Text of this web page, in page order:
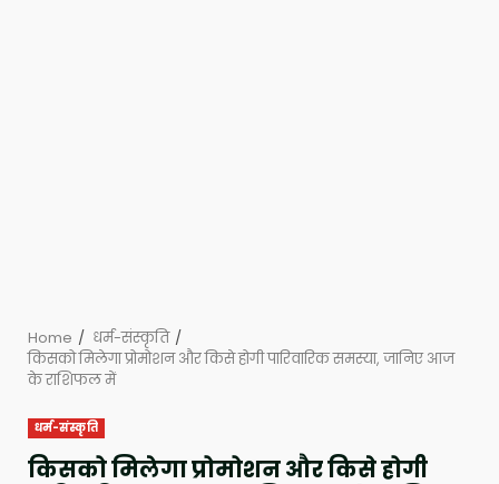
Home
धर्म-संस्कृति
किसको मिलेगा प्रोमोशन और किसे होगी पारिवारिक समस्या, जानिए आज
के राशिफल में
धर्म-संस्कृति
किसको मिलेगा प्रोमोशन और किसे होगी